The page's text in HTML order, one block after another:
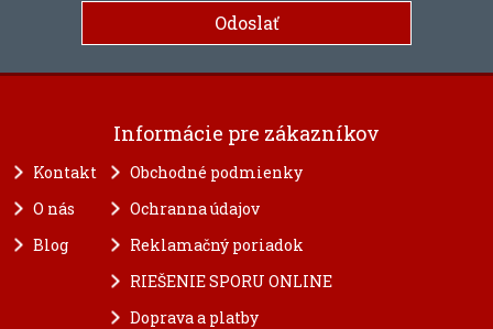
Informácie pre zákazníkov
Kontakt
O nás
Blog
Obchodné podmienky
Ochranna údajov
Reklamačný poriadok
RIEŠENIE SPORU ONLINE
Doprava a platby